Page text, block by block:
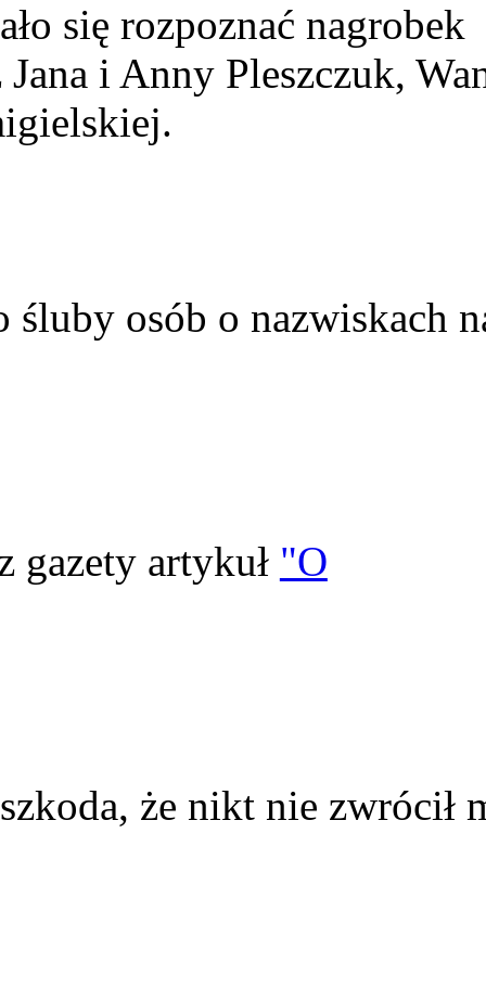
się rozpoznać nagrobek
i Anny Pleszczuk,
śluby osób o nazwiskach
gazety artykuł "O
że nikt nie zwrócił